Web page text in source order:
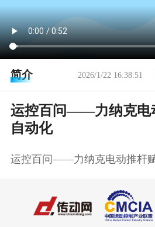
简介 2026/1/22 16:38:51
运控百问——力纳克电
自动化
运控百问——力纳克电动推杆